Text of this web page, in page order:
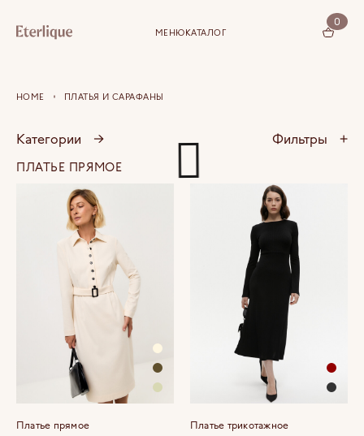
МЕНЮКАТАЛОГ
0
КОРЗИНА (0)
HOME ПЛАТЬЯ И САРАФАНЫ
Категории → Фильтры +
ПЛАТЬЕ ПРЯМОЕ
Платье прямое
Платье трикотажное